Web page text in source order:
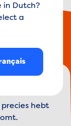
hebt
in Dutch?
a